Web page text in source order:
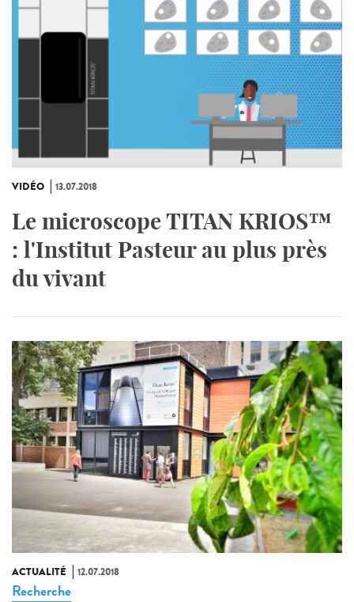
VIDÉO 13.07.2018
Le microscope TITAN KRIOS™
: l'Institut Pasteur au plus près
du vivant
ACTUALITÉ 12.07.2018
Recherche